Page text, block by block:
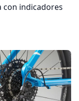
con indicadores